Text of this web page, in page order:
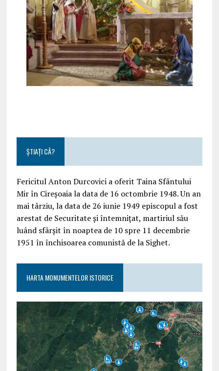
ȘTIAȚI CĂ?
Fericitul Anton Durcovici a oferit Taina Sfântului
Mir în Cireșoaia la data de 16 octombrie 1948. Un an
mai târziu, la data de 26 iunie 1949 episcopul a fost
arestat de Securitate și întemnițat, martiriul său
luând sfârșit în noaptea de 10 spre 11 decembrie
1951 în închisoarea comunistă de la Sighet.
HARTA MONUMENTELOR ISTORICE